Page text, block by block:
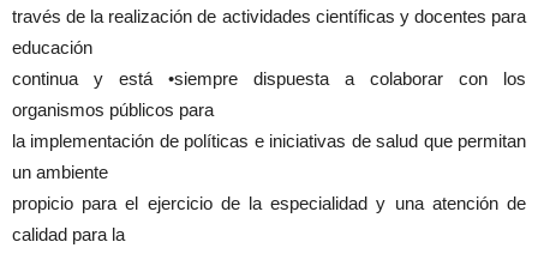
través de la realización de actividades científicas y docentes para
educación
continua y está •siempre dispuesta a colaborar con los
organismos públicos para
la implementación de políticas e iniciativas de salud que permitan
un ambiente
propicio para el ejercicio de la especialidad y una atención de
calidad para la